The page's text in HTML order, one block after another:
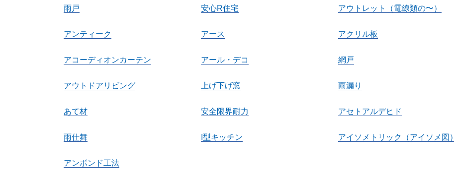
雨戸 安心R住宅 アウトレット（電線類の〜）
アンティーク アース アクリル板
アコーディオンカーテン アール・デコ 網戸
アウトドアリビング 上げ下げ窓 雨漏り
あて材 安全限界耐力 アセトアルデヒド
雨仕舞 I型キッチン アイソメトリック（アイソメ図）
アンボンド工法